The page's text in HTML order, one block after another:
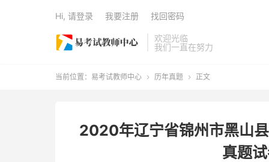
欢迎光临
我们一直在努力
Hi, 请登录 我要注册 找回密码
当前位置： 易考试教师中心  历年真题  正文
2020年辽宁省锦州市黑山
真题